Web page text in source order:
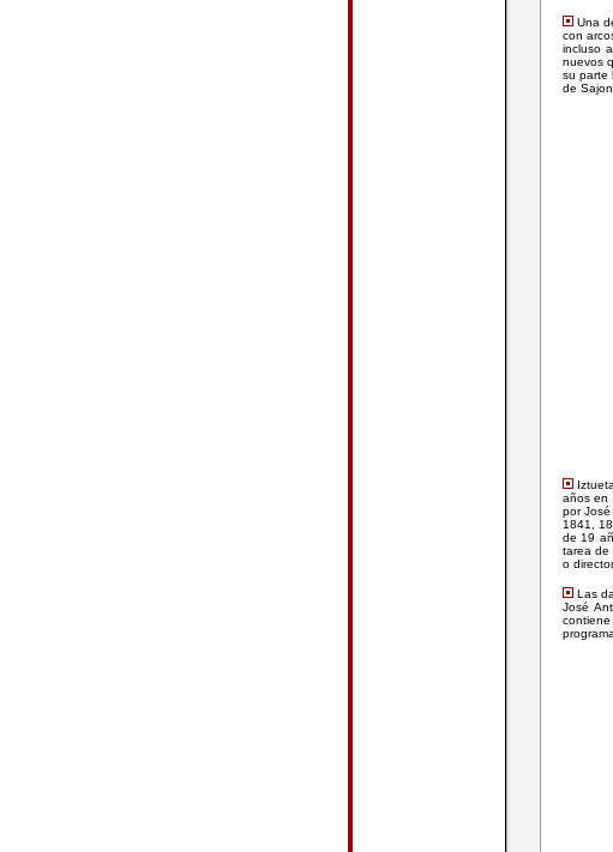
Una
con
incluso
nuevos
su parte
de
años en
por
1841,
de 19
tarea de
o
Las
José